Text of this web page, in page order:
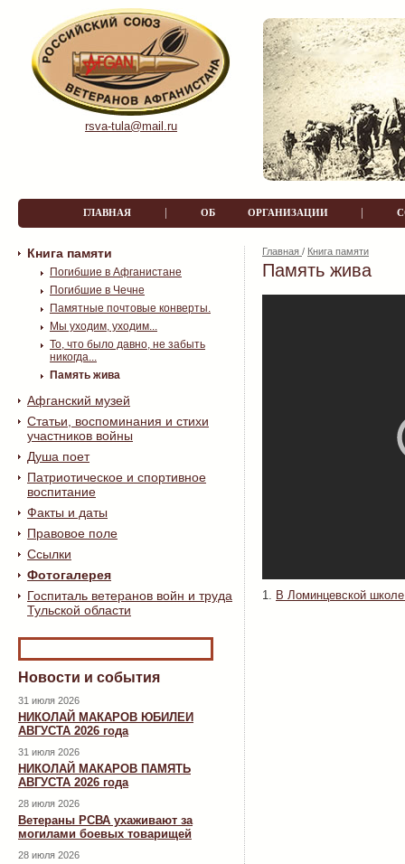
rsva-tula@mail.ru
ГЛАВНАЯ | ОБ ОРГАНИЗАЦИИ |
Книга памяти
Погибшие в Афганистане
Погибшие в Чечне
Памятные почтовые конверты.
Мы уходим, уходим...
То, что было давно, не забыть
никогда...
Память жива
Афганский музей
Статьи, воспоминания и стихи
участников войны
Душа поет
Патриотическое и спортивное
воспитание
Факты и даты
Правовое поле
Ссылки
Фотогалерея
Госпиталь ветеранов войн и труда
Тульской области
Новости и события
31 июля 2026
НИКОЛАЙ МАКАРОВ ЮБИЛЕИ
АВГУСТА 2026 года
31 июля 2026
НИКОЛАЙ МАКАРОВ ПАМЯТЬ
АВГУСТА 2026 года
28 июля 2026
Ветераны РСВА ухаживают за
могилами боевых товарищей
28 июля 2026
Главная / Книга памяти
Память жива
1. В Ломинцевской